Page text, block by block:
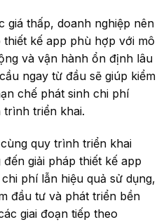
giá thấp, doanh nghiệp nên
kế app phù hợp với mô
và vận hành ổn định lâu
ngay từ đầu sẽ giúp kiểm
chế phát sinh chi phí
trình triển khai.
quy trình triển khai
giải pháp thiết kế app
phí lẫn hiệu quả sử dụng,
đầu tư và phát triển bền
giai đoạn tiếp theo